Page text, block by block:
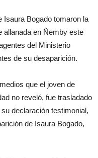
Isaura Bogado tomaron la
allanada en Ñemby este
del Ministerio
de su desaparición.
que el joven de
no reveló, fue trasladado
declaración testimonial,
de Isaura Bogado,